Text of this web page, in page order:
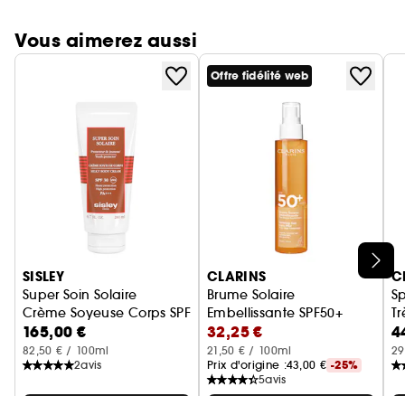
Vous aimerez aussi
Ignorer le carrousel produits
SISLEY
Super Soin Solaire
Crème Soyeuse Corps SPF 30
165,00 €
82,50 € / 100ml
2avis
Offre fidélité web
CLARINS
Brume Solaire
Embellissante SPF50+
Très Haute Protection Corps
32,25 €
21,50 € / 100ml
Prix d'origine :43,00 € -25%
5avis